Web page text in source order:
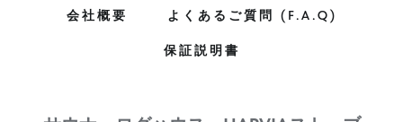
会社概要 よくあるご質問 (F.A.Q)
保証説明書